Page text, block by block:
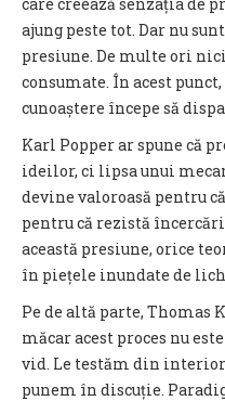
ajung peste tot. Dar nu
presiune. De multe ori
consumate. În acest
cunoaștere începe să
Karl Popper ar spune că
ideilor, ci lipsa unui
devine valoroasă pentru
pentru că rezistă
această presiune, orice
în piețele inundate de
Pe de altă parte, Thomas
măcar acest proces nu
vid. Le testăm din
punem în discuție.